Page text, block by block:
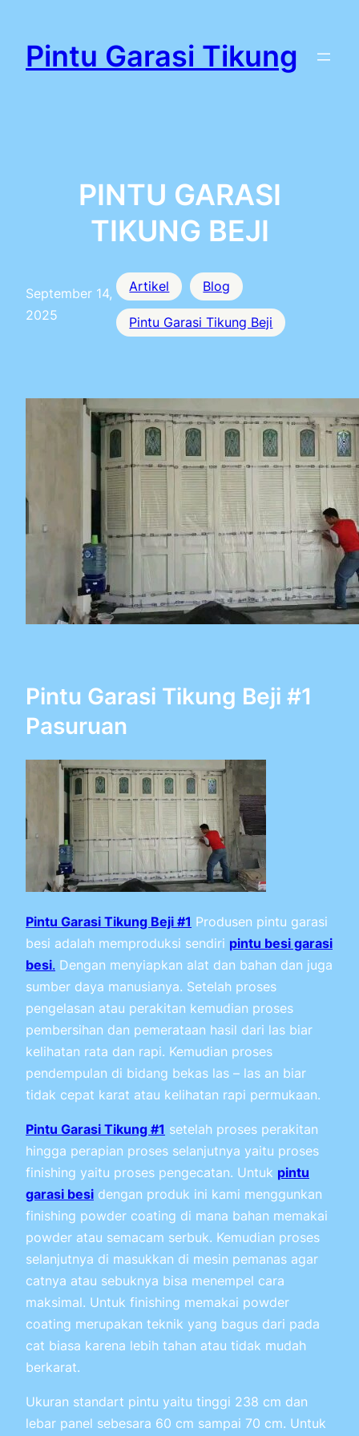
kontenPintu Garasi Tikung
PINTU GARASI
TIKUNG BEJI
September 14,
2025
Artikel Blog
Pintu Garasi Tikung Beji
Pintu Garasi Tikung Beji #1
Pasuruan
Pintu Garasi Tikung Beji #1 Produsen pintu garasi
besi adalah memproduksi sendiri pintu besi garasi
besi. Dengan menyiapkan alat dan bahan dan juga
sumber daya manusianya. Setelah proses
pengelasan atau perakitan kemudian proses
pembersihan dan pemerataan hasil dari las biar
kelihatan rata dan rapi. Kemudian proses
pendempulan di bidang bekas las – las an biar
tidak cepat karat atau kelihatan rapi permukaan.
Pintu Garasi Tikung #1 setelah proses perakitan
hingga perapian proses selanjutnya yaitu proses
finishing yaitu proses pengecatan. Untuk pintu
garasi besi dengan produk ini kami menggunkan
finishing powder coating di mana bahan memakai
powder atau semacam serbuk. Kemudian proses
selanjutnya di masukkan di mesin pemanas agar
catnya atau sebuknya bisa menempel cara
maksimal. Untuk finishing memakai powder
coating merupakan teknik yang bagus dari pada
cat biasa karena lebih tahan atau tidak mudah
berkarat.
Ukuran standart pintu yaitu tinggi 238 cm dan
lebar panel sebesara 60 cm sampai 70 cm. Untuk